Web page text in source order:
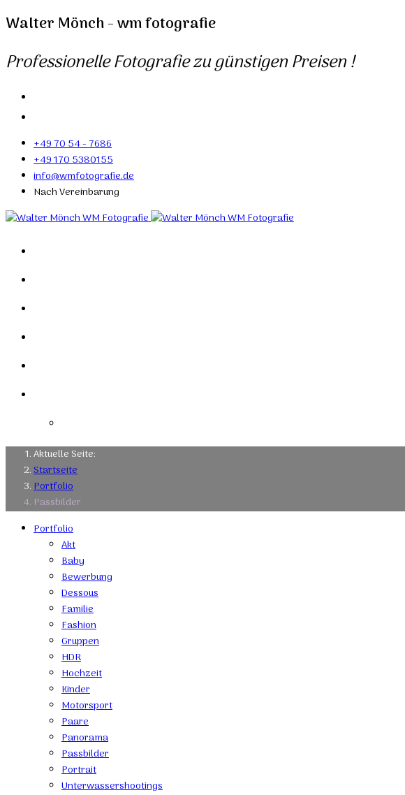
Walter Mönch - wm fotografie
Professionelle Fotografie zu günstigen Preisen !
+49 70 54 - 7686
+49 170 5380155
info@wmfotografie.de
Nach Vereinbarung
Aktuelle Seite:
Startseite
Portfolio
Passbilder
Portfolio
Akt
Baby
Bewerbung
Dessous
Familie
Fashion
Gruppen
HDR
Hochzeit
Kinder
Motorsport
Paare
Panorama
Passbilder
Portrait
Unterwassershootings